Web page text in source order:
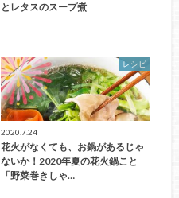
とレタスのスープ煮
レシピ
2020.7.24
花火がなくても、お鍋があるじゃ
ないか！2020年夏の花火鍋こと
「野菜巻きしゃ…